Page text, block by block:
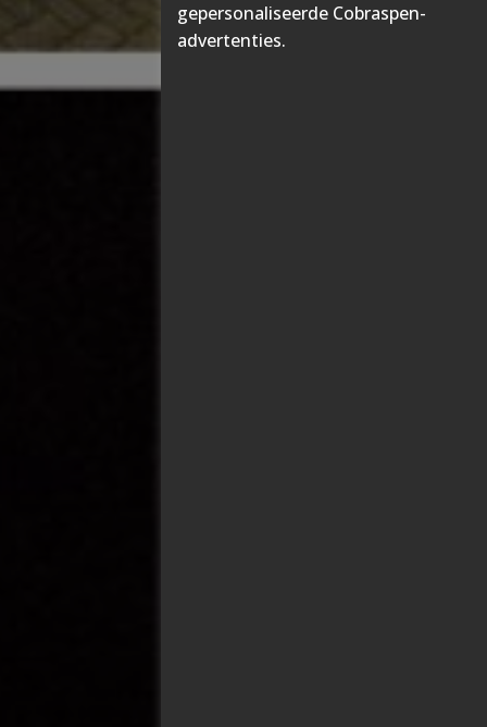
gepersonaliseerde Cobraspen-
advertenties.